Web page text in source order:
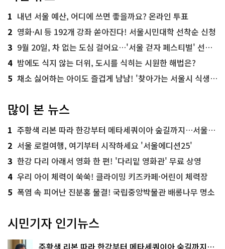
1 내년 서울 예산, 어디에 쓰면 좋을까요? 온라인 투표
2 영화·AI 등 192개 강좌 쏟아진다! 서울시민대학 선착순 신청
3 9월 20일, 차 없는 도심 걸어요…'서울 걷자 페스티벌' 선착순 5천명
4 밤에도 식지 않는 더위, 도시를 식히는 시원한 해법은?
5 채소 싫어하는 아이도 즐겁게 냠냠! '찾아가는 서울시 식생활 교육' 현장
많이 본 뉴스
1 주황색 리본 따라 한강부터 메타세쿼이아 숲길까지…서울둘레길 15코스
2 서울 로컬여행, 여기부터 시작하세요 '서울에디션25'
3 한강 다리 아래서 영화 한 편! '다리밑 영화관' 무료 상영
4 우리 아이 체력이 쑥쑥! 클라이밍 키즈카페·어린이 체력장
5 폭염 속 피어난 진분홍 물결! 국립중앙박물관 배롱나무 명소
시민기자 인기뉴스
주황색 리본 따라 한강부터 메타세쿼이아 숲길까지…